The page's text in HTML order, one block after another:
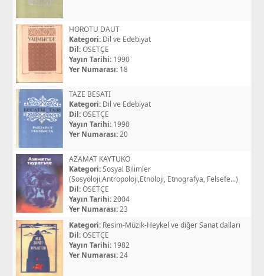
HOROTU DAUT
Kategori: Dil ve Edebiyat
Dil:OSETÇE
Yayın Tarihi: 1990
Yer Numarası: 18
TAZE BESATI
Kategori: Dil ve Edebiyat
Dil:OSETÇE
Yayın Tarihi: 1990
Yer Numarası:20
AZAMAT KAYTUKO
Kategori:Sosyal Bilimler
(Sosyoloji,Antropoloji,Etnoloji, Etnografya, Felsefe...)
Dil:OSETÇE
Yayın Tarihi:2004
Yer Numarası:23
Kategori: Resim-Müzik-Heykel ve diğer Sanat dalları
Dil:OSETÇE
Yayın Tarihi: 1982
Yer Numarası:24